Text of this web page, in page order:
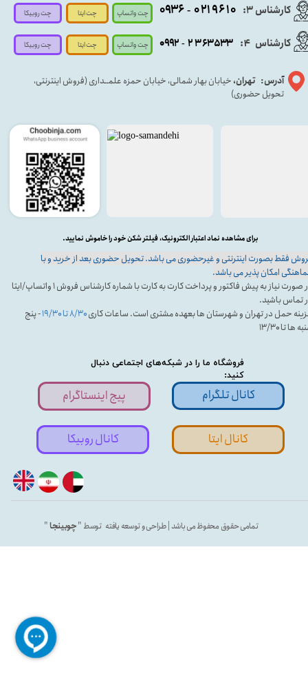
فروشگاه ما را در شبکه‌های اجتماعی دنبال
کنید:
تمامی حقوق محفوظ می باشد | طراحی و توسعه یافته توسط "چوبینجا"
آدرس: تهران، خیابان بهار شمالی، خیابان حمزه علمــداری (فروش اینترنتی،
تحویل حضوری)
کارشناس ۳: ۰۲۱۹۶۱۰ -۰۹۳۶
فقط بصورت اینترنتی و غیرحضوری می باشد. تحویل حضوری بعد از خرید و با
امکان پذیر می باشد.
در صورت نیاز به پیش فاکتور و پرداخت کارت به کارت با شماره کارشناس فروش ۱ واتساپ/ایتا
تماس باشید.
حمل در تهران و شهرستان ها بعهده مشتری است. ساعات کاری۸/۳۰ تا ۱۹/۳۰
- پنج
ها تا ۱۳/۳۰
برای مشاهده نماد اعتبار الکترونیک، فیلتر شکن خود را خاموش نمایید.
پیج اینستاگرام کانال تلگرام
کانال ایتا کانال روبیکا
کارشناس 4
: ۲۳۶۳۵۳۳ - ۰۹۹۲ چت واتساپ
چت واتساپ چت ایتا
چت ایتا
چت روبیکا
چت روبیکا